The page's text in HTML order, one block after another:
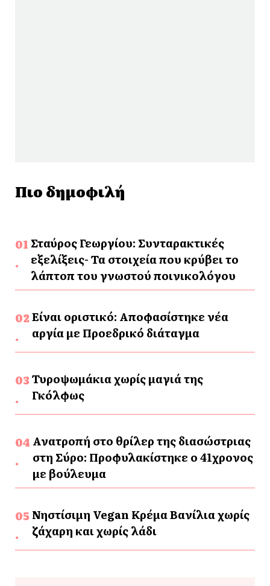
Πιο δημοφιλή
Σταύρος Γεωργίου: Συνταρακτικές
εξελίξεις- Τα στοιχεία που κρύβει το
λάπτοπ του γνωστού ποινικολόγου
Είναι οριστικό: Αποφασίστηκε νέα
αργία με Προεδρικό διάταγμα
Τυροψωμάκια χωρίς μαγιά της
Γκόλφως
Ανατροπή στο θρίλερ της διασώστριας
στη Σύρο: Προφυλακίστηκε ο 41χρονος
με βούλευμα
Νηστίσιμη Vegan Κρέμα Βανίλια χωρίς
ζάχαρη και χωρίς λάδι